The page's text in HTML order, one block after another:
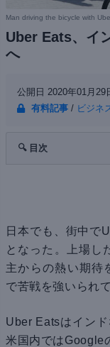
Man driving the bicycle with
Uber Eats、イ
へ
公開日 2020年01月29
有料記事 / ビジネ
🔍 目次
日本でも、街中で
となった。上場し
主からの熱い期待
で苦戦を強いられ
Uber Eatsはイン
米国内ではGoogle